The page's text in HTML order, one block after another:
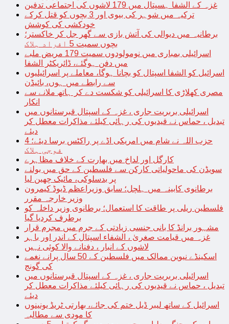
غزہ کے الشفا ہسپتال میں 179 لاشوں کی اجتماعی تدفین
ترکیہ میں شوہر کی بیوی اور 3 بچوں کو قتل کرکے
خودکشی کی کوشش
برطانیہ میں دیوالی کی آتش بازی سے گھر جل کر خاکستر؛
بچوں سمیت 5 افراد ہلاک
اسرائیلی بمباری میں نومولودوں سمیت 179 مریض ملبے
میں دفن ہوگئے، ڈائریکٹر الشفا
اسرائیل کو الشفا اسپتال کو بچانا ہوگا، معاملے پر اسرائیلیوں
سے رابطے میں ہوں، بائیڈن
مصری کھلاڑی کا اسرائیلی کو شکست دے کر ہاتھ ملانے سے
انکار
اسرائیلی بربریت جاری ، غزہ کے اسپتال قبرستانوں میں
تبدیل ، حماس نے قیدیوں کی رہائی کیلئے مذاکرات معطل کر
دیئے
حزب اللہ نے شام میں امریکی اڈے پر راکٹس برسا دیئے؛ 4
فوجی ہلاک
کارگل اور لداخ میں بھارت کے خلاف مظاہرے
سویڈن کی ماحولیاتی کارکن سے فلسطین کے حق میں بولنے
پر بدسلوکی، مائیک چھین لیا
برطانوی کابینہ میں ہلچل؛ سابق وزیراعظم ڈیوڈ کیمرون
وزیر خارجہ مقرر
فلسطین ریلی پر طاقت کا استعمال؛ برطانوی وزیر داخلہ کو
برطرف کردیا گیا
مشہور برانڈ کا بانی جنسی زیادتی کے جرم میں مجرم قرار
غزہ میں قیامت صغریٰ ، الشفاء اسپتال کے اندر اور باہر
لاشوں کے انبار ، دفنانے والا کوئی نہیں
اسکینڈے نیوین ممالک میں فلسطین کے 50 سال پرانے نغمے
کی گونج
اسرائیلی بربریت جاری ، غزہ کے اسپتال قبرستانوں میں
تبدیل ، حماس نے قیدیوں کی رہائی کیلئے مذاکرات معطل کر
دیئے
اسرائیل کے ساتھ لیبر ڈیل ختم کی جائے، بھارتی ٹریڈ یونینوں
کا مودی سے مطالبہ